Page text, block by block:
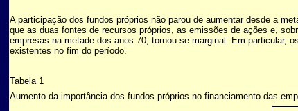
A participação dos fundos próprios não parou de aumentar desde a
que as duas fontes de recursos próprios, as emissões de ações e,
empresas na metade dos anos 70, tornou-se marginal. Em particular,
existentes no fim do período.
Tabela 1
Aumento da importância dos fundos próprios no financiamento das